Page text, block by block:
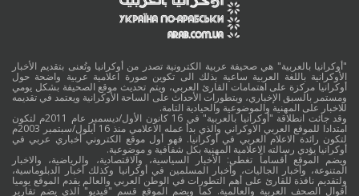
"أوكرانيا بالعربية" هي صحيفة عربية الكترونية تصدر من أوكرانيا وتُعنى بتقديم الأخبار
الأوكرانية باللغة العربية ساعية بذلك الى تكوين صورة اعلامية عربية واضحة حول
أوكرانيا مركزة على اهتمامات القارئ العربي، ويتم تحديث موقع الصحيفة بشكل يومي
ومستمر بالسبق الإخباري، وبتطورات الأحداث على الساحة الأوكرانية ويعتمد في تقديمه
للاخبار على المهنية والموضوعية والحيادية التامة.
وقد جائت انطلاقة "أوكرانيا بالعربية" في 16 كانون الأول/ديسمبر عام 2011م لتكون
امتدادا للموقع العربي الاوكراني والذي بدأ عمله الاعلامي منذ 16 أيلول/سبتمبر 2003م
لتكون رائدة الاعلام العربي في أوكرانيا. فهو أول موقع الكتروني أخباري عربي في
أوكرانيا يؤدي رسالته الاعلامية المهنية بكل شفافية و موضوعية.
ويضم الموقع أقساماً تغطي: الأخبار السياسية، والاقتصادية، والرياضية، والاخبار
المتنوعة، وأخبار الجاليات، وأخبار المسلمين في أوكرانيا وكذلك أخبار الدبلوماسية،
ولتقديم نافذة للقارئ على أهم التطورات في الوطن العربي والعالم يقدم الموقع يوميا
أقوال الصحف العربية والعالمية. كما ويضم الموقع قسم "فيديو" الذي يضم تقارير